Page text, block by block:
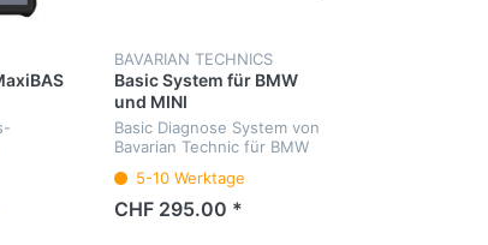
BAVARIAN TECHNICS
Basic System für BMW
und MINI
Basic Diagnose System von
Bavarian Technic für BMW
Fahrzeuge
5-10 Werktage
CHF 295.00 *